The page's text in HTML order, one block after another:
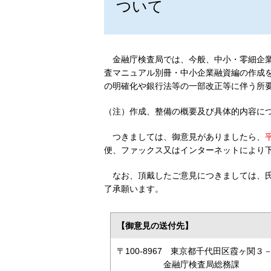
ついて
金融庁検査局では、今般、中小・零細企
査マニュアル別冊・中小企業融資編の作成
の明確化や銀行法等の一部改正等に伴う所
（注）作成、整備の概要及び具体的内容に
つきましては、御意見がありましたら、
便、ファックス又はインターネットにより
なお、頂戴したご意見につきましては、
了承願います。
【御意見の送付先】
〒100-8967 東京都千代田区霞ヶ関３
金融庁検査局総務課